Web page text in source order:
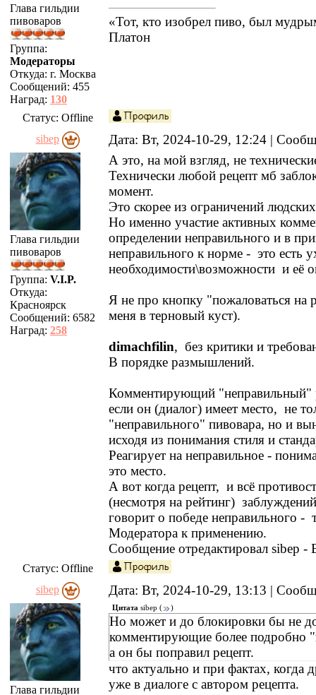
Глава гильдии
пивоваров
Группа:
Модераторы
Откуда: г. Москва
Сообщений: 455
Наград: 130
«Тот, кто изобрел пиво, был
Платон
Статус: Offline
sibep
Дата: Вт, 2024-10-29, 12:24 |
Глава гильдии
пивоваров
Группа: V.I.P.
Откуда:
Красноярск
Сообщений: 6582
Наград: 258
А это, на мой взгляд, не
Технически любой рецепт мб
момент.
Это скорее из ограничений
Но именно участие активных
определении неправильного и в
неправильного к норме - это есть
необходимости\возможности и её
Я не про кнопку "пожаловаться на
меня в терновый куст).
dimachfilin, без критики и
В порядке размышлений.
Комментирующий "неправильный"
если он (диалог) имеет место, не
"неправильного" пивовара, но и
исходя из понимания стиля и
Реагирует на неправильное -
это место.
А вот когда рецепт, и всё
(несмотря на рейтинг)
говорит о победе неправильного -
Модератора к применению.
Сообщение отредактировал sibep -
Статус: Offline
sibep
Дата: Вт, 2024-10-29, 13:13 |
Глава гильдии
Цитата sibep ( )
Но может и до блокировки бы не
комментирующие более подробно
а он бы поправил рецепт.
что актуально и при фактах, когда
уже в диалоге с автором рецепта.